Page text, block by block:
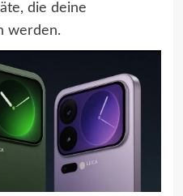
die deine
werden.